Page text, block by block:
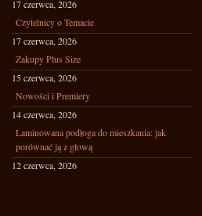
17 czerwca, 2026
Czytelnicy o Temacie
17 czerwca, 2026
Zakupy Plus Size
15 czerwca, 2026
Nowości i Premiery
14 czerwca, 2026
Laminowana podłoga do mieszkania: jak
porównać ją z głową
12 czerwca, 2026